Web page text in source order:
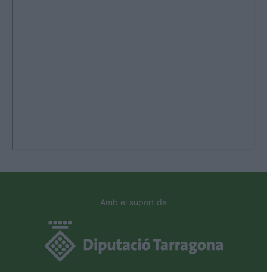
Amb el suport de